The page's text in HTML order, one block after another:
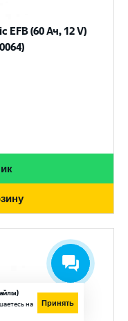
EFB (60 Ач, 12 V)
на
Принять